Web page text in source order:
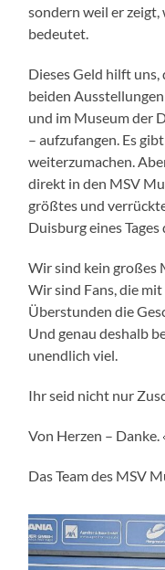
sondern weil er
bedeutet.
Dieses Geld hilft
beiden
und im Museum der
– aufzufangen. Es
weiterzumachen.
direkt in den MSV
größtes und
Duisburg eines
Wir sind kein großes
Wir sind Fans, die
Überstunden die
Und genau deshalb
unendlich viel.
Ihr seid nicht nur
Von Herzen – Danke.
Das Team des MSV